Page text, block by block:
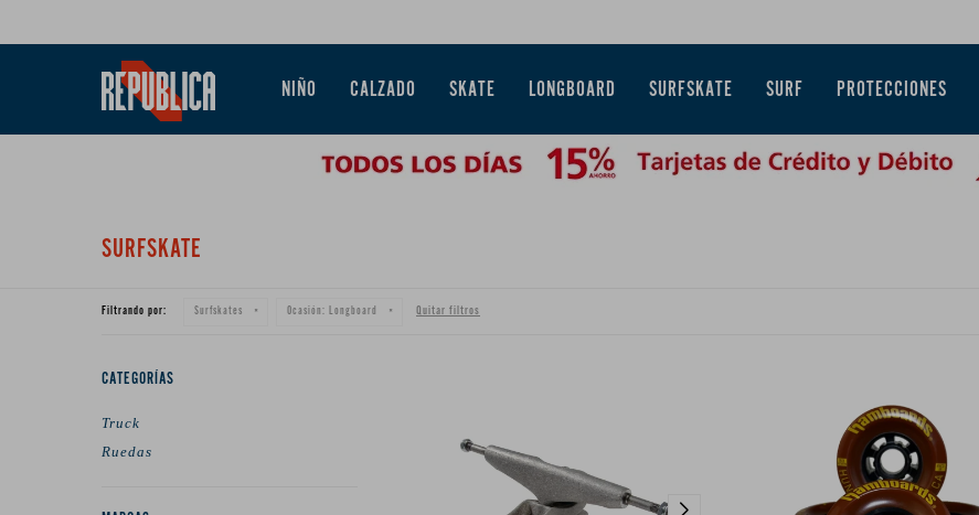
NIÑO CALZADO SKATE LONGBOARD SURFSKATE SURF PROTECCIONES
SURFSKATE
Filtrando por: Surfskates Ocasión: Longboard Quitar filtros
CATEGORÍAS
Truck
Ruedas